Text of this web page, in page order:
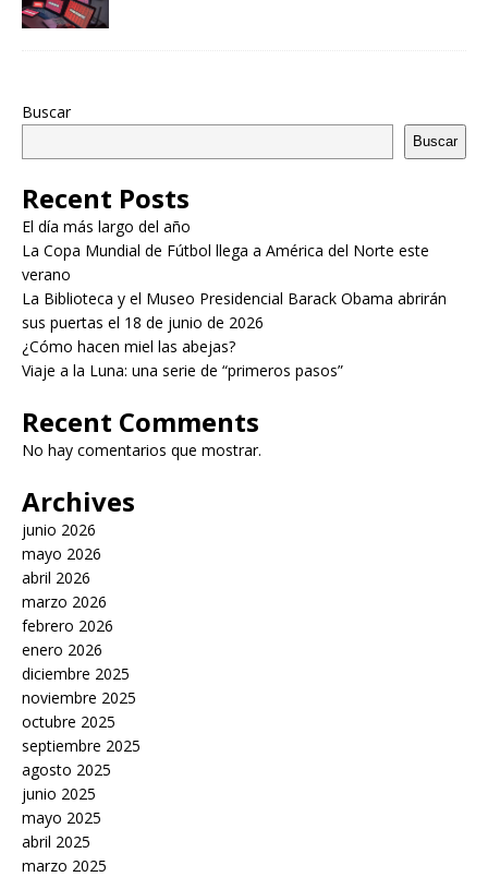
Buscar
Buscar
Recent Posts
El día más largo del año
La Copa Mundial de Fútbol llega a América del Norte este
verano
La Biblioteca y el Museo Presidencial Barack Obama abrirán
sus puertas el 18 de junio de 2026
¿Cómo hacen miel las abejas?
Viaje a la Luna: una serie de “primeros pasos”
Recent Comments
No hay comentarios que mostrar.
Archives
junio 2026
mayo 2026
abril 2026
marzo 2026
febrero 2026
enero 2026
diciembre 2025
noviembre 2025
octubre 2025
septiembre 2025
agosto 2025
junio 2025
mayo 2025
abril 2025
marzo 2025